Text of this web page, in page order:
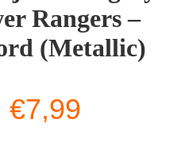
Rangers –
(Metallic)
Preis
€7,99